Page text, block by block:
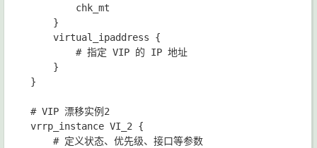
        chk_mt
    }
    virtual_ipaddress {
        # 指定 VIP 的 IP 地址
    }
}
# VIP 漂移实例2
vrrp_instance VI_2 {
    # 定义状态、优先级、接口等参数